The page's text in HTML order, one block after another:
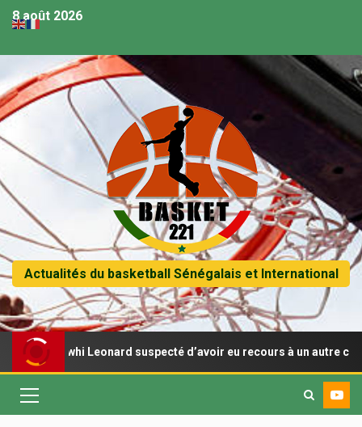
8 août 2026
Actualités du basketball Sénégalais et International
Leonard suspecté d’avoir eu recours à un autre contrat de